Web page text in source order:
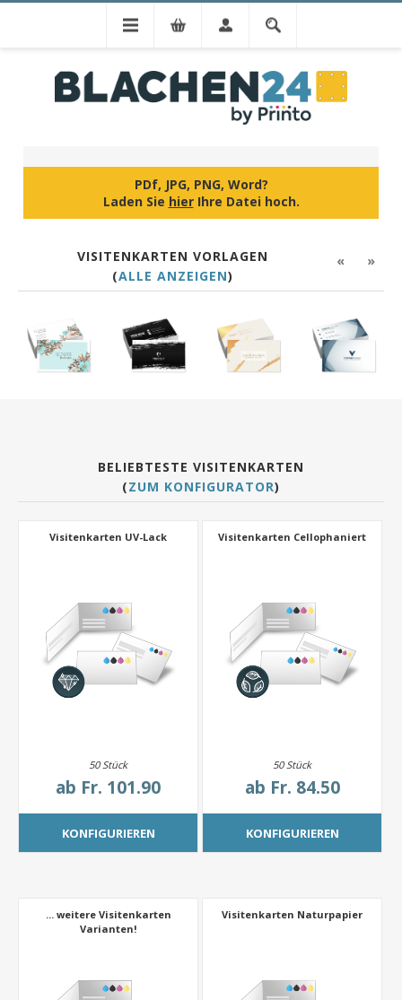
PDf, JPG, PNG, Word?
Laden Sie hierIhre Datei hoch.
« »
VISITENKARTEN VORLAGEN
(ALLE ANZEIGEN)
BELIEBTESTE VISITENKARTEN
(ZUM KONFIGURATOR)
Visitenkarten UV-Lack
50 Stück
ab Fr. 101.90
KONFIGURIEREN
Visitenkarten Cellophaniert
50 Stück
ab Fr. 84.50
KONFIGURIEREN
... weitere Visitenkarten
Varianten!
Visitenkarten Naturpapier